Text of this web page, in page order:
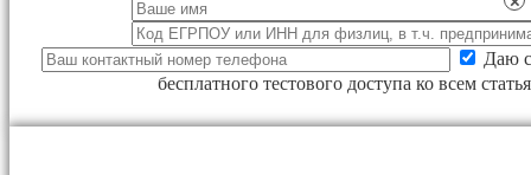
Даю
бесплатного тестового доступа ко всем